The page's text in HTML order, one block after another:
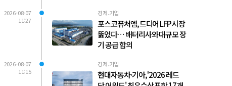
2026-08-07
11:27
경제.기업
포스코퓨처엠, 드디어 LFP 시장
뚫었다… 배터리사와 대규모 장
기 공급 합의
2026-08-07
11:15
경제.기업
현대자동차·기아, '2026 레드